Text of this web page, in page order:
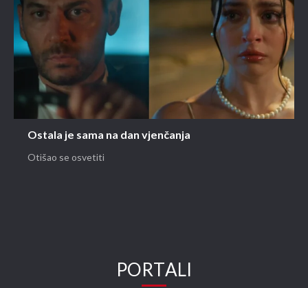
Ostala je sama na dan vjenčanja
Otišao se osvetiti
PORTALI